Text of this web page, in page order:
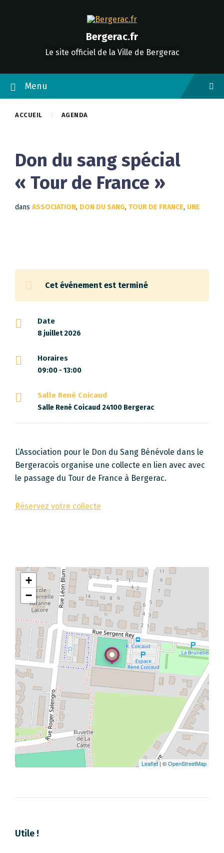
Bergerac.fr
Le site officiel de la Ville de Bergerac
Menu
ACCUEIL AGENDA
Don du sang spécial
« Tour de France »
dans ASSOCIATION, DON DU SANG, TOUR DE FRANCE, UNE
Cet événement est terminé
Date
8 juillet 2026
Horaires
09:00 - 13:00
Salle René Coicaud
Salle René Coicaud 24100 Bergerac
L’Association pour le Don du Sang Bénévole dans le
Bergeracois organise une collecte en lien avec avec
le passage du Tour de France à Bergerac.
Réservez votre collecte
+
−
Leaflet| ©OpenStreetMap
Utile !